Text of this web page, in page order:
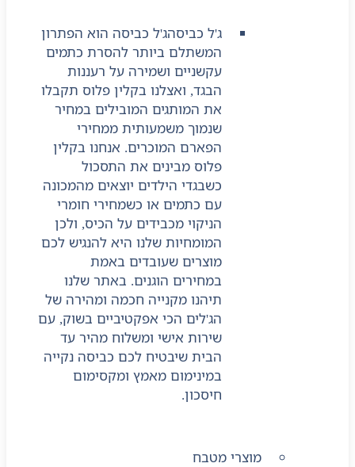
ג'ל כביסהג'ל כביסה הוא הפתרון
המשתלם ביותר להסרת כתמים
עקשניים ושמירה על רעננות
הבגד, ואצלנו בקלין פלוס תקבלו
את המותגים המובילים במחיר
שנמוך משמעותית ממחירי
הפארם המוכרים. אנחנו בקלין
פלוס מבינים את התסכול
כשבגדי הילדים יוצאים מהמכונה
עם כתמים או כשמחירי חומרי
הניקוי מכבידים על הכיס, ולכן
המומחיות שלנו היא להנגיש לכם
מוצרים שעובדים באמת
במחירים הוגנים. באתר שלנו
תיהנו מקנייה חכמה ומהירה של
הג'לים הכי אפקטיביים בשוק, עם
שירות אישי ומשלוח מהיר עד
הבית שיבטיח לכם כביסה נקייה
במינימום מאמץ ומקסימום
חיסכון.
מוצרי מטבח